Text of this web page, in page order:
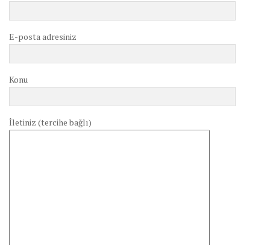
E-posta adresiniz
Konu
İletiniz (tercihe bağlı)